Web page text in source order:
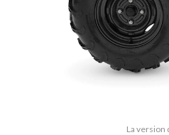
La version